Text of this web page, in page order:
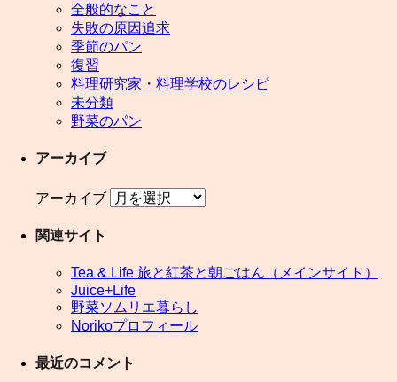
全般的なこと
失敗の原因追求
季節のパン
復習
料理研究家・料理学校のレシピ
未分類
野菜のパン
アーカイブ
アーカイブ
関連サイト
Tea & Life 旅と紅茶と朝ごはん（メインサイト）
Juice+Life
野菜ソムリエ暮らし
Norikoプロフィール
最近のコメント